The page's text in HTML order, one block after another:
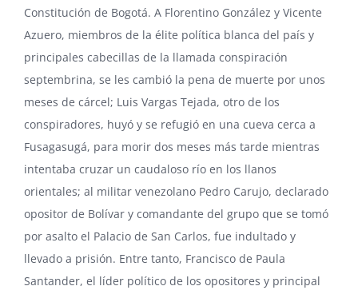
Constitución de Bogotá. A Florentino González y Vicente
Azuero, miembros de la élite política blanca del país y
principales cabecillas de la llamada conspiración
septembrina, se les cambió la pena de muerte por unos
meses de cárcel; Luis Vargas Tejada, otro de los
conspiradores, huyó y se refugió en una cueva cerca a
Fusagasugá, para morir dos meses más tarde mientras
intentaba cruzar un caudaloso río en los llanos
orientales; al militar venezolano Pedro Carujo, declarado
opositor de Bolívar y comandante del grupo que se tomó
por asalto el Palacio de San Carlos, fue indultado y
llevado a prisión. Entre tanto, Francisco de Paula
Santander, el líder político de los opositores y principal